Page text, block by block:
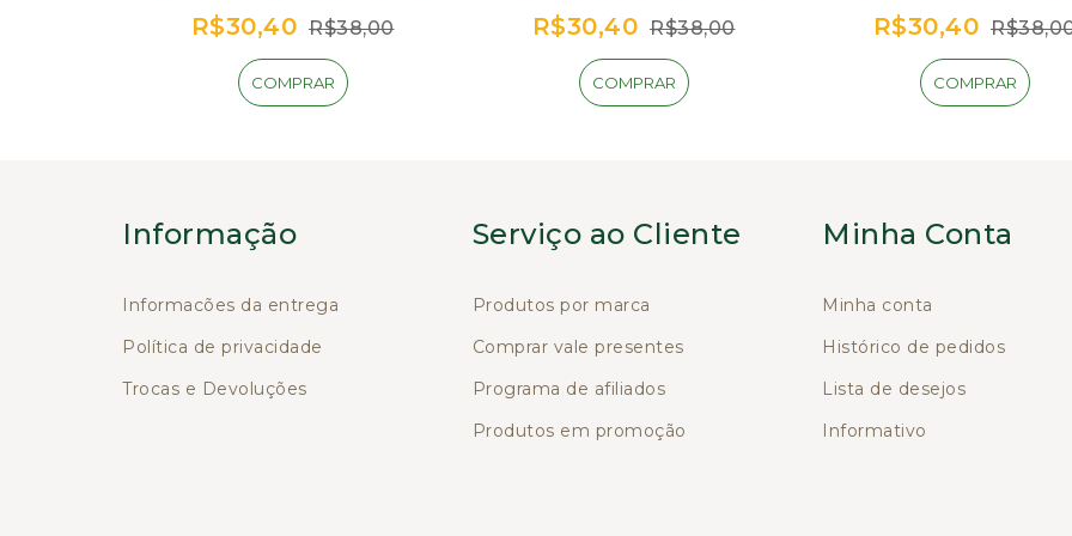
(Coleção A Magia do
Circo Expresso da
Alegria: descobrindo as
funções executivas)
R$30,40 R$38,00
COMPRAR
procura do seu nariz
(Coleção A Magia do
Circo Expresso da
Alegria: descobrindo as
R$30,40 R$38,00
COMPRAR
para, pensa e
(Coleção A Magia
Circo Expresso da
Alegria:
R$30,40
COMPRAR
Informação
Informacões da entrega
Política de privacidade
Trocas e Devoluções
Serviço ao Cliente
Produtos por marca
Comprar vale presentes
Programa de afiliados
Produtos em promoção
Minha Conta
Minha conta
Histórico de pedidos
Lista de desejos
Informativo